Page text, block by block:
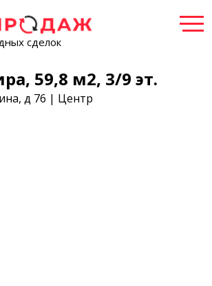
сделок
59,8 м2, 3/9 эт.
д 76 | Центр